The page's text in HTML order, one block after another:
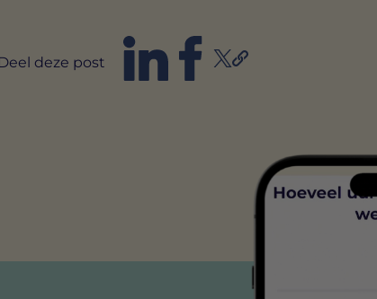
Deel deze post